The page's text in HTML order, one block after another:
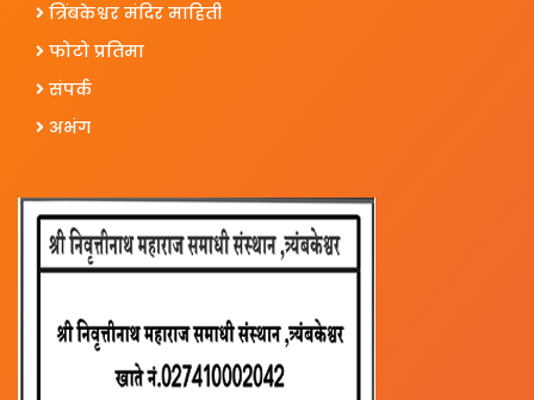
त्रिंबकेश्वर मंदिर माहिती
फोटो प्रतिमा
संपर्क
अभंग